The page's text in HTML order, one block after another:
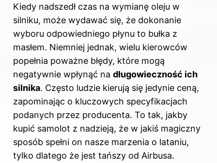
Kiedy nadszedł czas na wymianę oleju w
silniku, może wydawać się, że dokonanie
wyboru odpowiedniego płynu to bułka z
masłem. Niemniej jednak, wielu kierowców
popełnia poważne błędy, które mogą
negatywnie wpłynąć na długowieczność ich
silnika. Często ludzie kierują się jedynie ceną,
zapominając o kluczowych specyfikacjach
podanych przez producenta. To tak, jakby
kupić samolot z nadzieją, że w jakiś magiczny
sposób spełni on nasze marzenia o lataniu,
tylko dlatego że jest tańszy od Airbusa.